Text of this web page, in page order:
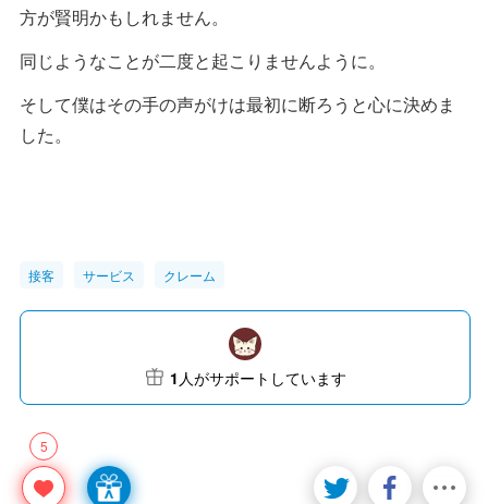
方が賢明かもしれません。
同じようなことが二度と起こりませんように。
そして僕はその手の声がけは最初に断ろうと心に決めま
した。
接客 サービス クレーム
5
1 人がサポートしています